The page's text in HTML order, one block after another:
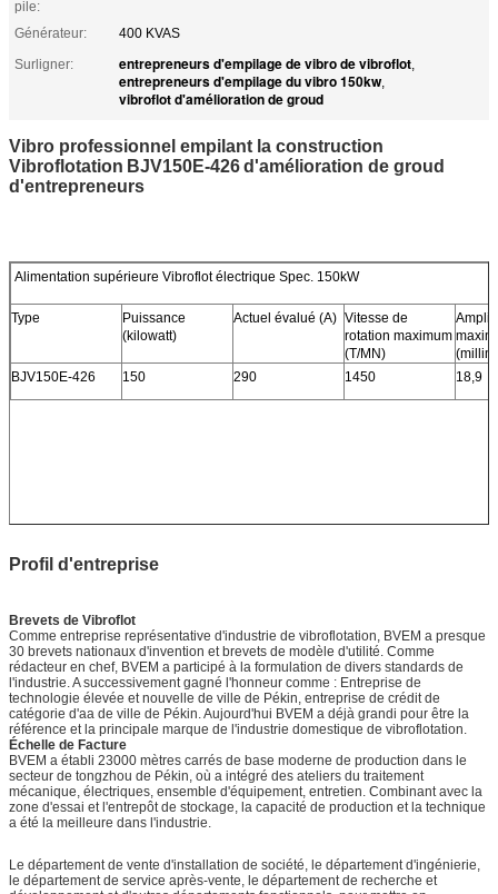
pile:
Générateur:
400 KVAS
Surligner:
entrepreneurs d'empilage de vibro de vibroflot,
entrepreneurs d'empilage du vibro 150kw,
vibroflot d'amélioration de groud
Vibro professionnel empilant la construction
Vibroflotation BJV150E-426d'amélioration de groud
d'entrepreneurs
Alimentation supérieure Vibroflot électrique Spec. 150kW
Type
Puissance
(kilowatt)
Actuel évalué (A) Vitesse de
rotation maximum
(T/MN)
BJV150E-426
150 290 1450 18,9
Profil d'entreprise
Brevets de Vibroflot
Comme entreprise représentative d'industrie de vibroflotation, BVEM a presque
30 brevets nationaux d'invention et brevets de modèle d'utilité. Comme
rédacteur en chef, BVEM a participé à la formulation de divers standards de
l'industrie. A successivement gagné l'honneur comme : Entreprise de
technologie élevée et nouvelle de ville de Pékin, entreprise de crédit de
catégorie d'aa de ville de Pékin. Aujourd'hui BVEM a déjà grandi pour être la
référence et la principale marque de l'industrie domestique de vibroflotation.
Échelle de Facture
BVEM a établi 23000 mètres carrés de base moderne de production dans le
secteur de tongzhou de Pékin, où a intégré des ateliers du traitement
mécanique, électriques, ensemble d'équipement, entretien. Combinant avec la
zone d'essai et l'entrepôt de stockage, la capacité de production et la technique
a été la meilleure dans l'industrie.
Le département de vente d'installation de société, le département d'ingénierie,
le département de service après-vente, le département de recherche et